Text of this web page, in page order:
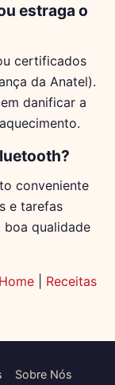
estraga o
certificados
da Anatel).
danificar a
conveniente
e tarefas
boa qualidade
Home
Receitas
Sobre Nós